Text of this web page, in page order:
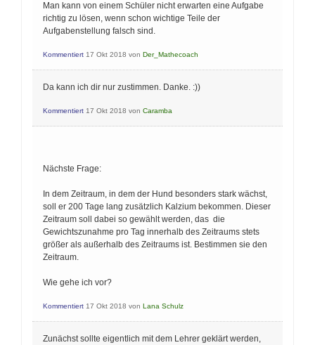
Man kann von einem Schüler nicht erwarten eine Aufgabe
richtig zu lösen, wenn schon wichtige Teile der
Aufgabenstellung falsch sind.
Kommentiert 17 Okt 2018 von Der_Mathecoach
Da kann ich dir nur zustimmen. Danke. :))
Kommentiert 17 Okt 2018 von Caramba
Nächste Frage:
In dem Zeitraum, in dem der Hund besonders stark wächst,
soll er 200 Tage lang zusätzlich Kalzium bekommen. Dieser
Zeitraum soll dabei so gewählt werden, das die
Gewichtszunahme pro Tag innerhalb des Zeitraums stets
größer als außerhalb des Zeitraums ist. Bestimmen sie den
Zeitraum.
Wie gehe ich vor?
Kommentiert 17 Okt 2018 von Lana Schulz
Zunächst sollte eigentlich mit dem Lehrer geklärt werden,